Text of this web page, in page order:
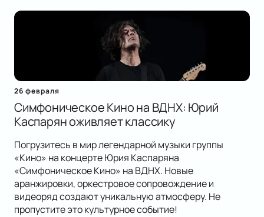
26 февраля
Симфоническое Кино на ВДНХ: Юрий
Каспарян оживляет классику
Погрузитесь в мир легендарной музыки группы
«Кино» на концерте Юрия Каспаряна
«Симфоническое Кино» на ВДНХ. Новые
аранжировки, оркестровое сопровождение и
видеоряд создают уникальную атмосферу. Не
пропустите это культурное событие!